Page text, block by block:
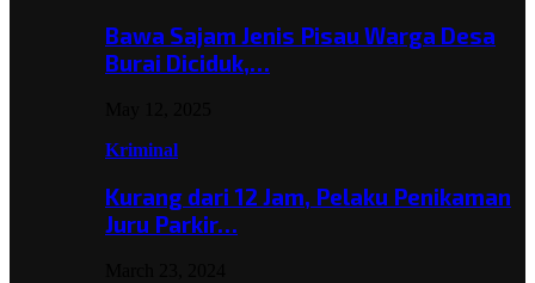
Bawa Sajam Jenis Pisau Warga Desa
Burai Diciduk,…
Kriminal
Kurang dari 12 Jam, Pelaku Penikaman
Juru Parkir…